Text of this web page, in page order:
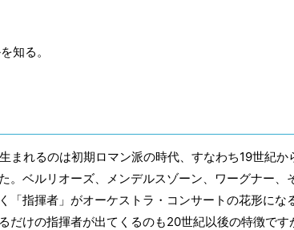
知る。
まれるのは初期ロマン派の時代、すなわち19世紀か
。ベルリオーズ、メンデルスゾーン、ワーグナー、
「指揮者」がオーケストラ・コンサートの花形にな
だけの指揮者が出てくるのも20世紀以後の特徴です